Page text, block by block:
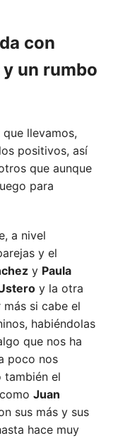
con
un rumbo
llevamos,
positivos, así
que aunque
para
a nivel
y el
y Paula
y la otra
si cabe el
habiéndolas
que nos ha
poco nos
también el
Juan
sus más y sus
hace muy